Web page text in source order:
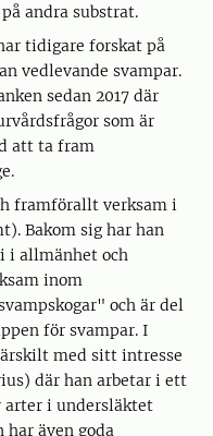
andra substrat.
tidigare forskat på
vedlevande svampar.
sedan 2017 där
som är
att ta fram
framförallt verksam i
Bakom sig har han
i allmänhet och
inom
och är del
för svampar. I
med sitt intresse
där han arbetar i ett
arter i undersläktet
även goda